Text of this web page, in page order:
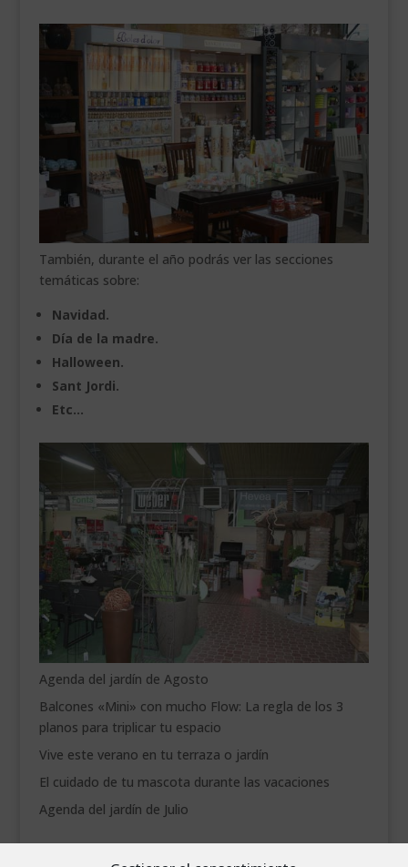
También, durante el año podrás ver las secciones
temáticas sobre:
Navidad.
Día de la madre.
Halloween.
Sant Jordi.
Etc…
Agenda del jardín de Agosto
Balcones «Mini» con mucho Flow: La regla de los 3
planos para triplicar tu espacio
Vive este verano en tu terraza o jardín
El cuidado de tu mascota durante las vacaciones
Agenda del jardín de Julio